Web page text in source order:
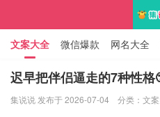
文案大全 微信爆款 网名大全
知识大全
迟早把伴侣逼走的7种性格
集说说 发布于 2026-07-04 分类： 文